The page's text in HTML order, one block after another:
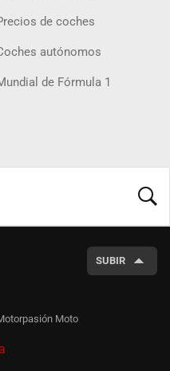
de coches
autónomos
de Fórmula 1
SUBIR
Moto